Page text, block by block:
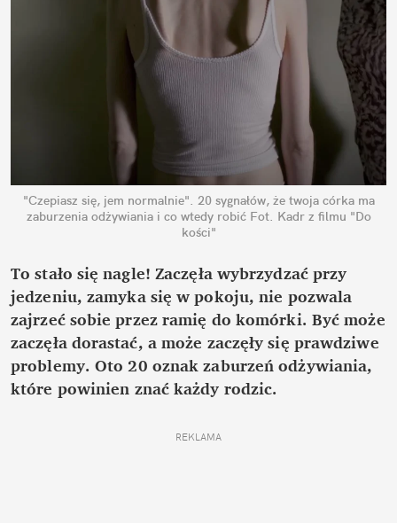
"Czepiasz się, jem normalnie". 20 sygnałów, że twoja córka ma
zaburzenia odżywiania i co wtedy robić Fot. Kadr z filmu "Do
kości"
To stało się nagle! Zaczęła wybrzydzać przy
jedzeniu, zamyka się w pokoju, nie pozwala
zajrzeć sobie przez ramię do komórki. Być może
zaczęła dorastać, a może zaczęły się prawdziwe
problemy. Oto 20 oznak zaburzeń odżywiania,
które powinien znać każdy rodzic.
REKLAMA